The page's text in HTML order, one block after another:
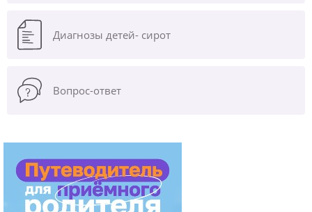
Диагнозы детей- сирот
Вопрос-ответ